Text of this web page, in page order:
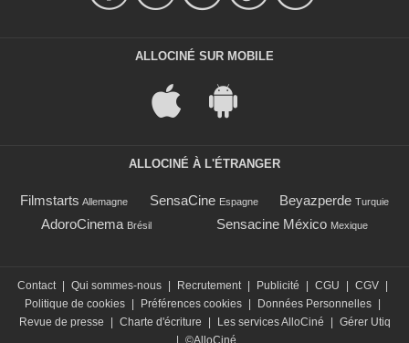
ALLOCINÉ SUR MOBILE
ALLOCINÉ À L'ÉTRANGER
Filmstarts Allemagne SensaCine Espagne Beyazperde Turquie
AdoroCinema Brésil Sensacine México Mexique
Contact Qui sommes-nous Recrutement Publicité CGU CGV
Politique de cookies
Préférences cookies Données Personnelles
Revue de presse
Charte d'écriture Les services AlloCiné
Gérer Utiq
©AlloCiné